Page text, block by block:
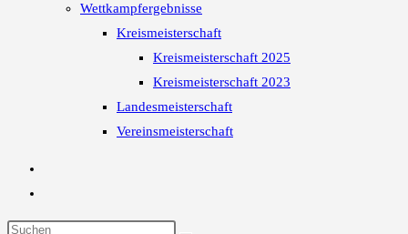
Wettkampfergebnisse
Kreismeisterschaft
Kreismeisterschaft 2025
Kreismeisterschaft 2023
Landesmeisterschaft
Vereinsmeisterschaft